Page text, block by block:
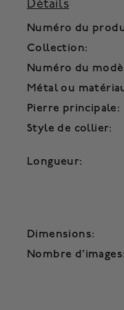
Détails
Numéro du
Collection:
Numéro du
Métal ou
Pierre principale:
Style de collier:
Longueur:
Dimensions:
Nombre d'images: